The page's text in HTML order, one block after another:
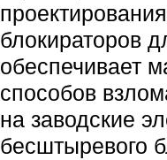
блокираторов
обеспечивает
способов
на заводские
бесштыревого